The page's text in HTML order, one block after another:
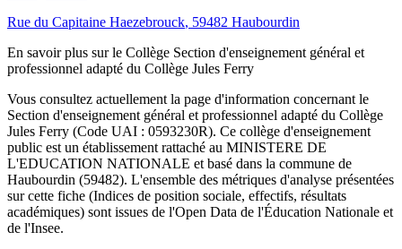
Rue du Capitaine Haezebrouck, 59482 Haubourdin
En savoir plus sur le Collège Section d'enseignement général et
professionnel adapté du Collège Jules Ferry
Vous consultez actuellement la page d'information concernant le
Section d'enseignement général et professionnel adapté du Collège
Jules Ferry (Code UAI : 0593230R). Ce collège d'enseignement
public est un établissement rattaché au MINISTERE DE
L'EDUCATION NATIONALE et basé dans la commune de
Haubourdin (59482). L'ensemble des métriques d'analyse présentées
sur cette fiche (Indices de position sociale, effectifs, résultats
académiques) sont issues de l'Open Data de l'Éducation Nationale et
de l'Insee.